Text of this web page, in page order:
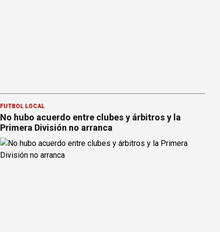
FÚTBOL LOCAL
No hubo acuerdo entre clubes y árbitros y la
Primera División no arranca